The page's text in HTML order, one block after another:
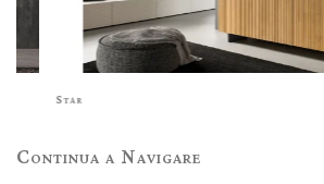
Star
Continua a Navigare